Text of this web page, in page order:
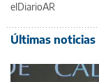
elDiarioAR
Últimas noticias